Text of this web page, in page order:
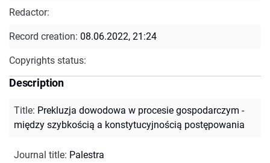
Redactor:
Record creation: 08.06.2022, 21:24
Copyrights status:
Description
Title: Prekluzja dowodowa w procesie gospodarczym -
między szybkością a konstytucyjnością postępowania
Journal title: Palestra